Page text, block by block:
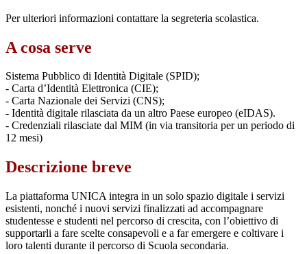
Per ulteriori informazioni contattare la segreteria scolastica.
A cosa serve
Sistema Pubblico di Identità Digitale (SPID);
- Carta d’Identità Elettronica (CIE);
- Carta Nazionale dei Servizi (CNS);
- Identità digitale rilasciata da un altro Paese europeo (eIDAS).
- Credenziali rilasciate dal MIM (in via transitoria per un periodo di
12 mesi)
Descrizione breve
La piattaforma UNICA integra in un solo spazio digitale i servizi
esistenti, nonché i nuovi servizi finalizzati ad accompagnare
studentesse e studenti nel percorso di crescita, con l’obiettivo di
supportarli a fare scelte consapevoli e a far emergere e coltivare i
loro talenti durante il percorso di Scuola secondaria.